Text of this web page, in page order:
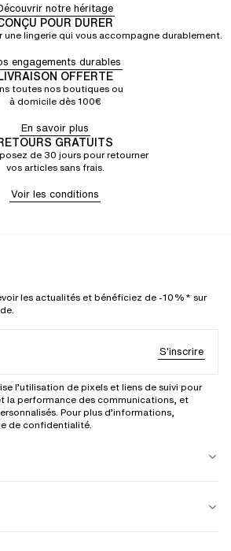
notre héritage
POUR DURER
lingerie qui vous accompagne durablement.
engagements durables
OFFERTE
toutes nos boutiques ou
à domicile dès 100€
En savoir plus
GRATUITS
de 30 jours pour retourner
vos articles sans frais.
Voir les conditions
les actualités et bénéficiez de -10%* sur
S'inscrire
l’utilisation de pixels et liens de suivi pour
la performance des communications, et
Pour plus d’informations,
de confidentialité.